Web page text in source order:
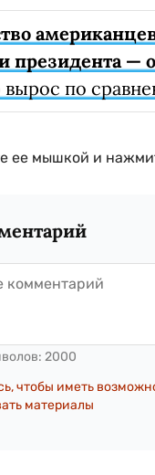
президента —
вырос по
ее мышкой и
2000
чтобы иметь
материалы